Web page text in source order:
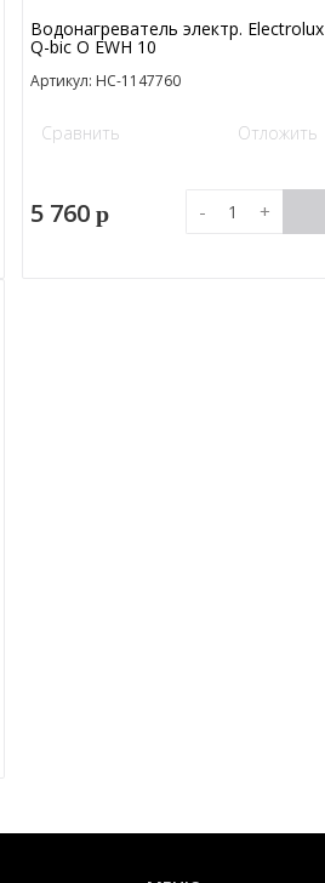
Водонагреватель электр. Electrolux
Q-bic O EWH 10
Артикул: НС-1147760
Сравнить Отложить
5 760p - +